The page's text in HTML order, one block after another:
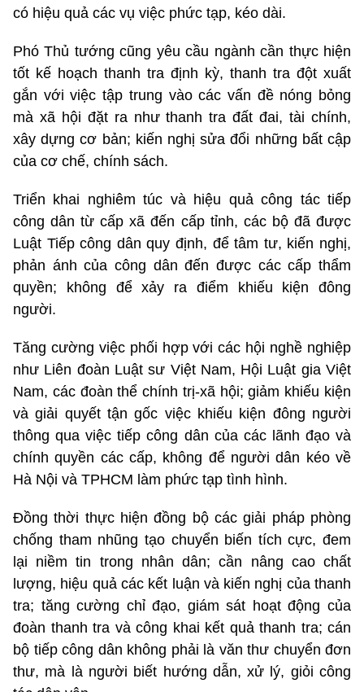
có hiệu quả các vụ việc phức tạp, kéo dài.
Phó Thủ tướng cũng yêu cầu ngành cần thực hiện
tốt kế hoạch thanh tra định kỳ, thanh tra đột xuất
gắn với việc tập trung vào các vấn đề nóng bỏng
mà xã hội đặt ra như thanh tra đất đai, tài chính,
xây dựng cơ bản; kiến nghị sửa đổi những bất cập
của cơ chế, chính sách.
Triển khai nghiêm túc và hiệu quả công tác tiếp
công dân từ cấp xã đến cấp tỉnh, các bộ đã được
Luật Tiếp công dân quy định, để tâm tư, kiến nghị,
phản ánh của công dân đến được các cấp thẩm
quyền; không để xảy ra điểm khiếu kiện đông
người.
Tăng cường việc phối hợp với các hội nghề nghiệp
như Liên đoàn Luật sư Việt Nam, Hội Luật gia Việt
Nam, các đoàn thể chính trị-xã hội; giảm khiếu kiện
và giải quyết tận gốc việc khiếu kiện đông người
thông qua việc tiếp công dân của các lãnh đạo và
chính quyền các cấp, không để người dân kéo về
Hà Nội và TPHCM làm phức tạp tình hình.
Đồng thời thực hiện đồng bộ các giải pháp phòng
chống tham nhũng tạo chuyển biến tích cực, đem
lại niềm tin trong nhân dân; cần nâng cao chất
lượng, hiệu quả các kết luận và kiến nghị của thanh
tra; tăng cường chỉ đạo, giám sát hoạt động của
đoàn thanh tra và công khai kết quả thanh tra; cán
bộ tiếp công dân không phải là văn thư chuyển đơn
thư, mà là người biết hướng dẫn, xử lý, giỏi công